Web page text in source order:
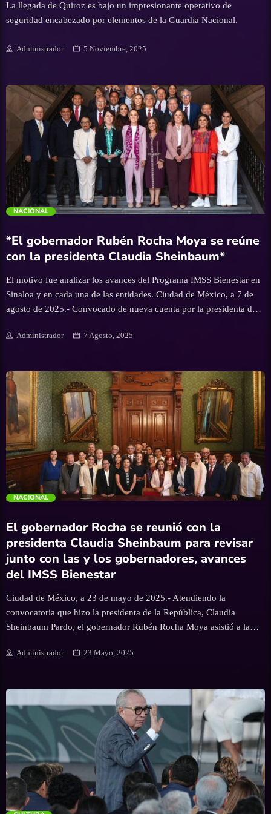
La llegada de Quiroz es bajo un impresionante operativo de
seguridad encabezado por elementos de la Guardia Nacional.
Administrador 5 Noviembre, 2025
trending_flat
NACIONAL
*El gobernador Rubén Rocha Moya se reúne
con la presidenta Claudia Sheinbaum*
El motivo fue analizar los avances del Programa IMSS Bienestar en
Sinaloa y en cada una de las entidades. Ciudad de México, a 7 de
agosto de 2025.- Convocado de nueva cuenta por la presidenta de
Rocha Moya acudió a Palacio Nacional a una reunión de trabajo
las entidades federativas que adoptaron este modelo de salud
pública, universal y gratuito. En este nuevo encuentro se abordó el
tema del abasto de medicamentos en todas las unidades de salud
que forman parte del programa, así como lo referente al desarrollo
de más infraestructura médica, pues el eje central del Programa
IMSS-Bienestar es garantizar atención médica gratuita, universal y
con calidad en todas […]
Administrador 7 Agosto, 2025
trending_flat
NACIONAL
El gobernador Rocha se reunió con la
presidenta Claudia Sheinbaum para revisar
junto con las y los gobernadores, avances
del IMSS Bienestar
Ciudad de México, a 23 de mayo de 2025.- Atendiendo la
convocatoria que hizo la presidenta de la República, Claudia
Sheinbaum Pardo, el gobernador Rubén Rocha Moya asistió a la
los avances del Programa IMSS Bienestar. Al igual que el resto de
Rocha reiteró el compromiso de su gobierno de seguir aplicando
este modelo en Sinaloa para brindar atención médica a las personas
que no cuentan con seguridad social de alguna institución de salud,
como IMSS o ISSSTE.
Administrador 23 Mayo, 2025